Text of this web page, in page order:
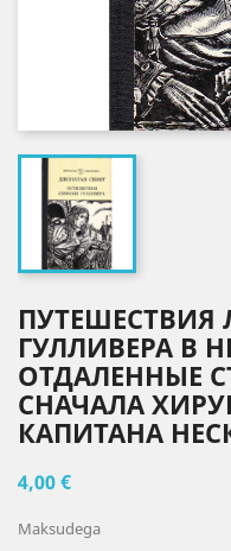
ГУЛЛИВЕРА В
ОТДАЛЕННЫЕ
СНАЧАЛА
КАПИТАНА
4,00 €
Maksudega